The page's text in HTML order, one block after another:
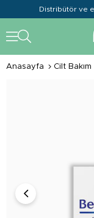
Distribütör ve
Anasayfa Cilt